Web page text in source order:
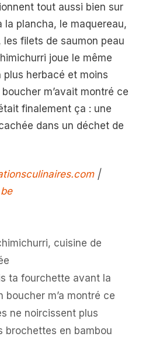
tout aussi bien sur
la plancha, le maquereau,
les filets de saumon peau
joue le même
herbacé et moins
m’avait montré ce
finalement ça : une
dans un déchet de
|
, cuisine de
ta fourchette avant la
boucher m’a montré ce
ne noircissent plus
brochettes en bambou